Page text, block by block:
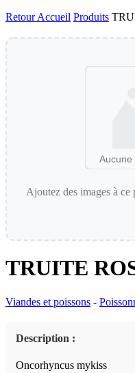
RetourAccueil Produits
Aucune
Ajoutez des images à
TRUITE
Viandes et poissons -
Description :
Oncorhyncus mykiss